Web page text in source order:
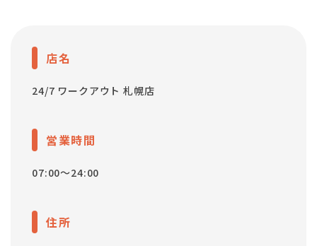
店名
24/7 ワークアウト 札幌店
営業時間
07:00～24:00
住所